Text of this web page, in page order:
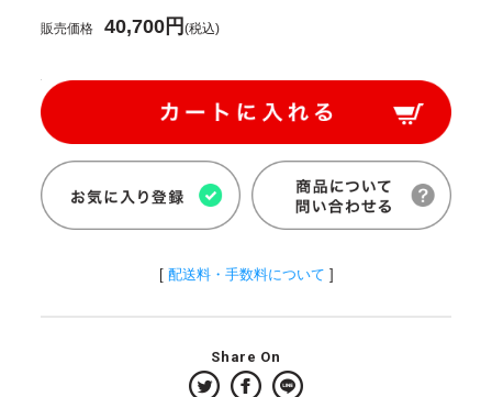
販売価格 40,700円(税込)
[ 配送料・手数料について ]
Share On